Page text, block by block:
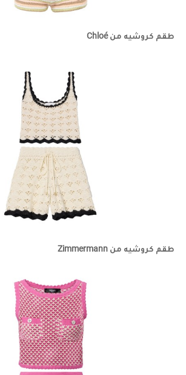
طقم كروشيه من Chloé
طقم كروشيه من Zimmermann